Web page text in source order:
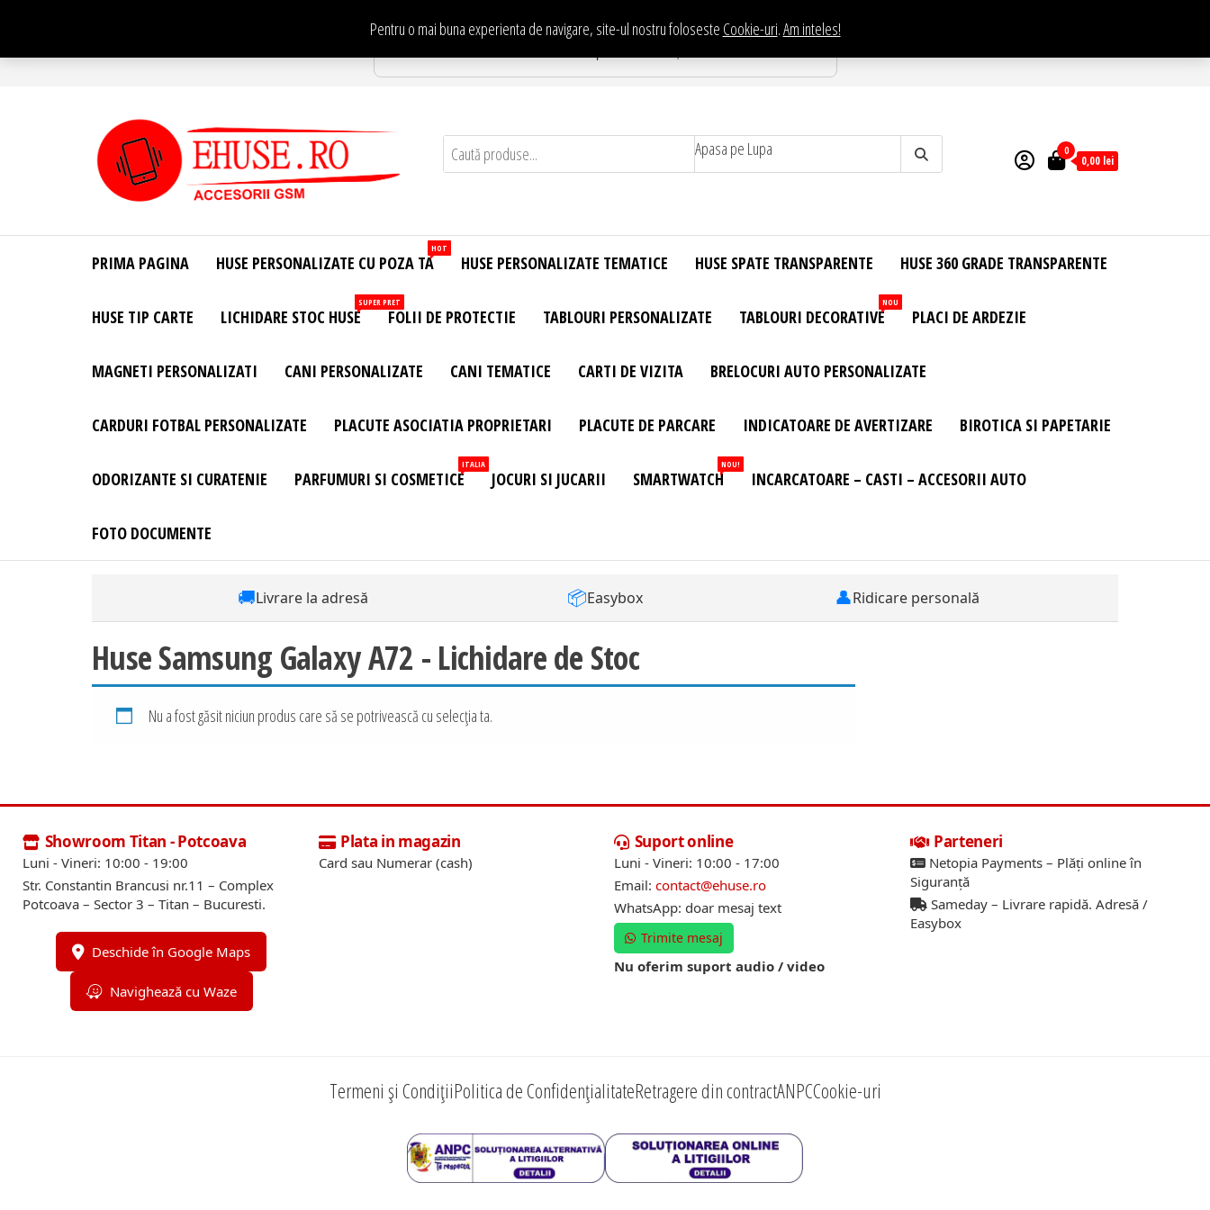
conținut
Pentru o mai buna experienta de navigare, site-ul nostru foloseste Cookie-uri.Am inteles!
Te asteptam in Showroom eHuse.ro
Site Oficial .
Huse
Personalizate
Huse
Personalizate
Telefon –
– Accesorii
Apasa pe Lupa 0
0,00 lei
PRIMA PAGINA HUSE PERSONALIZATE CU POZA TA
HOT
HUSE PERSONALIZATE TEMATICE HUSE SPATE TRANSPARENTE HUSE 360 GRADE TRANSPARENTE
HUSE TIP CARTE LICHIDARE STOC HUSE
SUPER PRET
FOLII DE PROTECTIE TABLOURI PERSONALIZATE TABLOURI DECORATIVE
NOU
PLACI DE ARDEZIE
MAGNETI PERSONALIZATI CANI PERSONALIZATE CANI TEMATICE CARTI DE VIZITA BRELOCURI AUTO PERSONALIZATE
CARDURI FOTBAL PERSONALIZATE PLACUTE ASOCIATIA PROPRIETARI PLACUTE DE PARCARE INDICATOARE DE AVERTIZARE BIROTICA SI PAPETARIE
ODORIZANTE SI CURATENIE PARFUMURI SI COSMETICE
ITALIA
JOCURI SI JUCARII SMARTWATCH
NOU!
INCARCATOARE – CASTI – ACCESORII AUTO
FOTO DOCUMENTE
🚚Livrare la adresă 📦Easybox 👤Ridicare personală
Huse Samsung Galaxy A72 - Lichidare de Stoc
Nu a fost găsit niciun produs care să se potrivească cu selecția ta.
Showroom Titan - Potcoava
Luni - Vineri: 10:00 - 19:00
Str. Constantin Brancusi nr.11 – Complex
Potcoava – Sector 3 – Titan – Bucuresti.
Deschide în Google Maps
Navighează cu Waze
Plata in magazin
Card sau Numerar (cash)
Suport online
Luni - Vineri: 10:00 - 17:00
Email: contact@ehuse.ro
WhatsApp: doar mesaj text
Trimite mesaj
Nu oferim suport audio / video
Parteneri
Netopia Payments – Plăți online în
Siguranță
Sameday – Livrare rapidă. Adresă /
Easybox
Termeni și CondițiiPolitica de ConfidențialitateRetragere din contractANPCCookie-uri